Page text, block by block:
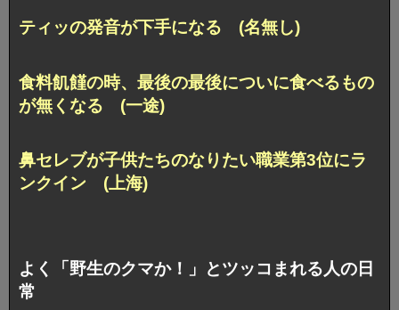
ティッの発音が下手になる (名無し)
食料飢饉の時、最後の最後についに食べるもの
が無くなる (一途)
鼻セレブが子供たちのなりたい職業第3位にラ
ンクイン (上海)
よく「野生のクマか！」とツッコまれる人の日
常